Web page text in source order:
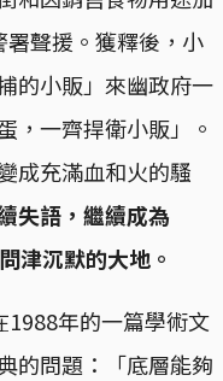
聲援。獲釋後，小
的小販」來幽政府一
，一齊捍衛小販」。
成充滿血和火的騷
失語，繼續成為
津沉默的大地。
年的一篇學術文
的問題：「底層能夠